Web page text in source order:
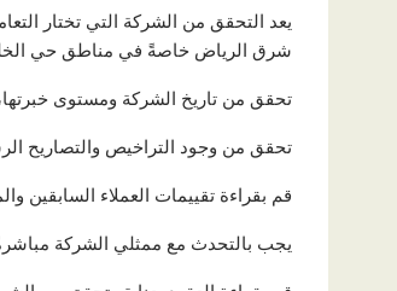
يعد التحقق من الشركة التي تختار
شرق الرياض خاصةً في مناطق حي
تحقق من تاريخ الشركة ومستوى خبرتها،
تحقق من وجود التراخيص والتصاريح
قم بقراءة تقييمات العملاء السابقين
يجب بالتحدث مع ممثلي الشركة